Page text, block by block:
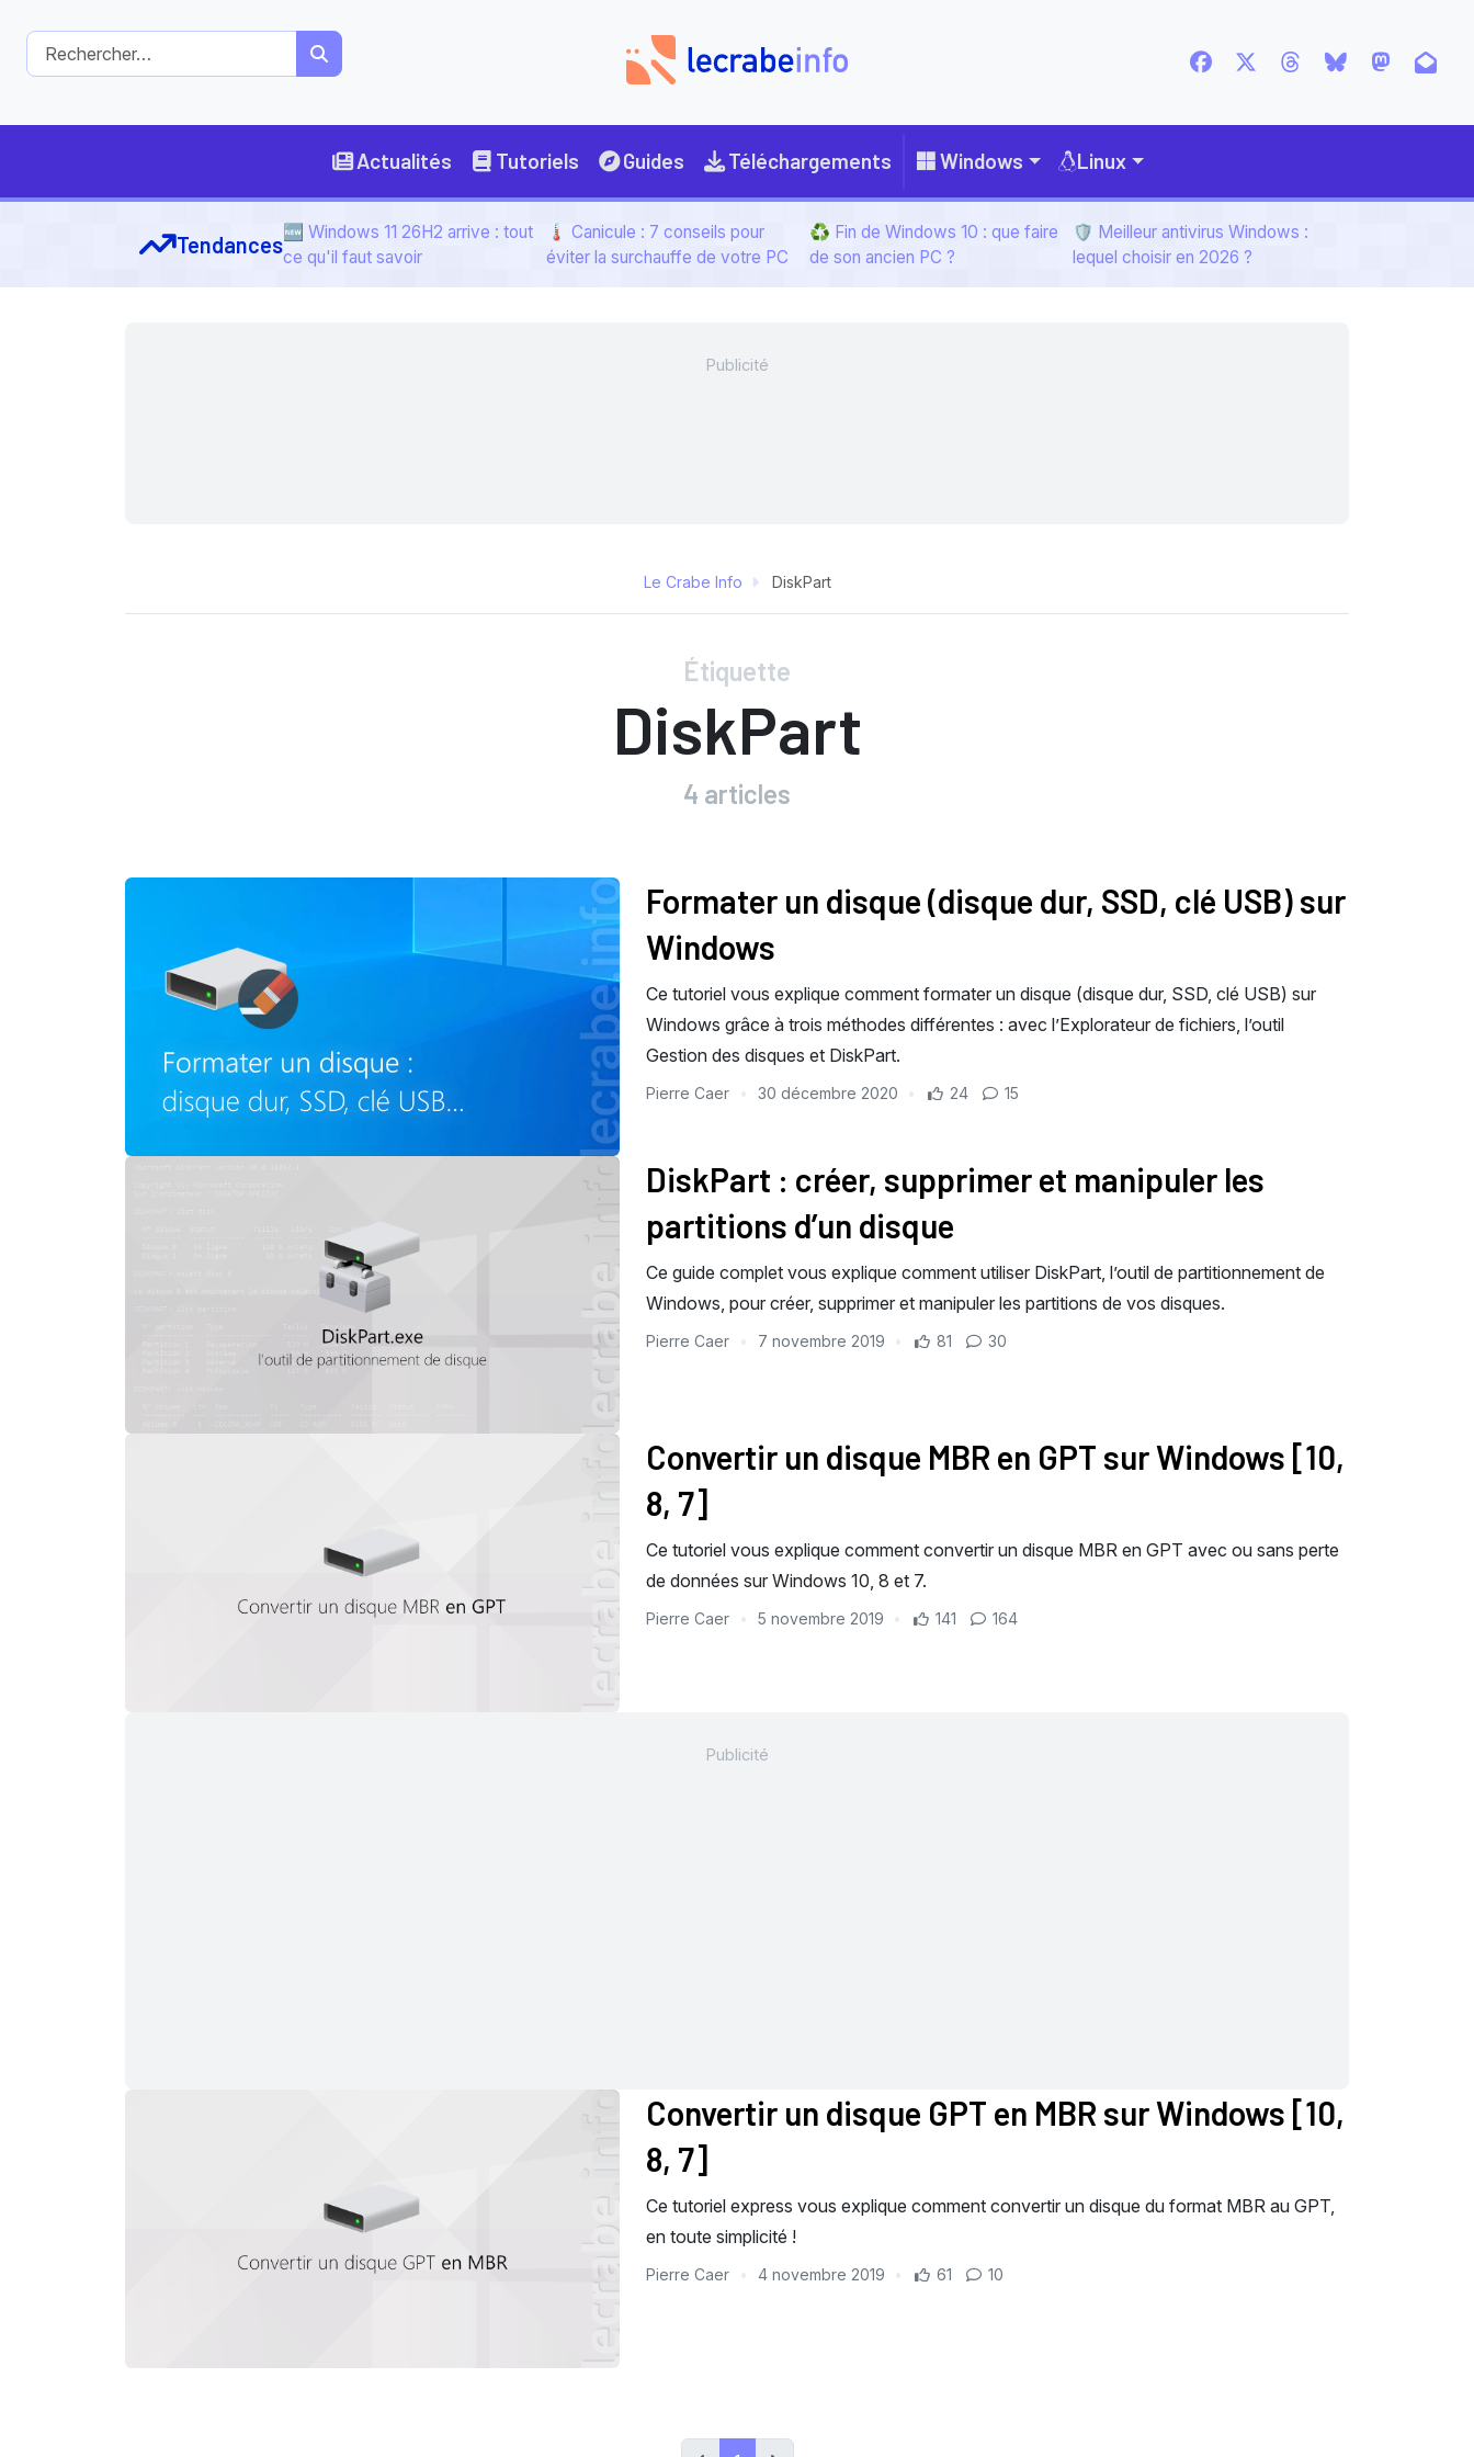
Actualités Tutoriels Guides Téléchargements Windows Linux
Tendances🆕 Windows 11 26H2 arrive : tout
ce qu'il faut savoir
🌡️ Canicule : 7 conseils pour
éviter la surchauffe de votre PC
♻️ Fin de Windows 10 : que faire
de son ancien PC ?
🛡️ Meilleur antivirus Windows :
lequel choisir en 2026 ?
Le Crabe Info DiskPart
Étiquette
DiskPart
4 articles
Formater un disque (disque dur, SSD, clé USB) sur
Windows
Ce tutoriel vous explique comment formater un disque (disque dur, SSD, clé USB) sur
Windows grâce à trois méthodes différentes : avec l’Explorateur de fichiers, l’outil
Gestion des disques et DiskPart.
Pierre Caer 30 décembre 2020 24 15
DiskPart : créer, supprimer et manipuler les
partitions d’un disque
Ce guide complet vous explique comment utiliser DiskPart, l’outil de partitionnement de
Windows, pour créer, supprimer et manipuler les partitions de vos disques.
Pierre Caer 7 novembre 2019 81 30
Convertir un disque MBR en GPT sur Windows [10,
8, 7]
Ce tutoriel vous explique comment convertir un disque MBR en GPT avec ou sans perte
de données sur Windows 10, 8 et 7.
Pierre Caer 5 novembre 2019 141 164
Convertir un disque GPT en MBR sur Windows [10,
8, 7]
Ce tutoriel express vous explique comment convertir un disque du format MBR au GPT,
en toute simplicité !
Pierre Caer 4 novembre 2019 61 10